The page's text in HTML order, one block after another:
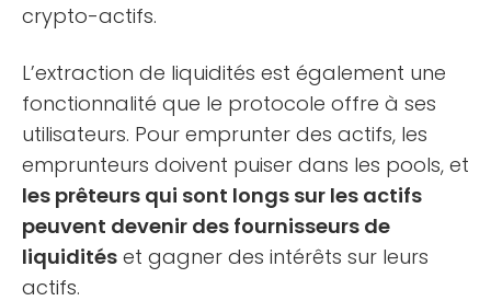
crypto-actifs.
L’extraction de liquidités est également une
fonctionnalité que le protocole offre à ses
utilisateurs. Pour emprunter des actifs, les
emprunteurs doivent puiser dans les pools, et
les prêteurs qui sont longs sur les actifs
peuvent devenir des fournisseurs de
liquidités et gagner des intérêts sur leurs
actifs.